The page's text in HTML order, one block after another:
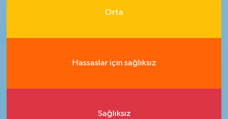
Orta
Hassaslar için sağlıksız
Sağlıksız